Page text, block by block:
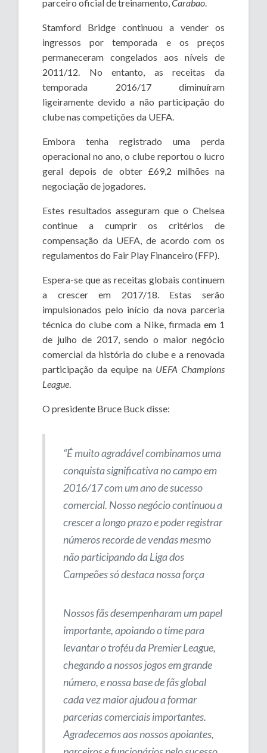
parceiro oficial de treinamento,Carabao
Stamford Bridge continuou a vender os
ingressos por temporada e os preços
permaneceram congelados aos níveis de
2011/12. No entanto, as receitas da
temporada 2016/17 diminuíram
ligeiramente devido a não participação do
clube nas competições da UEFA.
Embora tenha registrado uma perda
operacional no ano, o clube reportou o lucro
geral depois de obter £69,2 milhões na
negociação de jogadores.
Estes resultados asseguram que o Chelsea
continue a cumprir os critérios de
compensação da UEFA, de acordo com os
regulamentos do Fair Play Financeiro (FFP).
Espera-se que as receitas globais continuem
a crescer em 2017/18. Estas serão
impulsionados pelo início da nova parceria
técnica do clube com a Nike, firmada em 1
de julho de 2017, sendo o maior negócio
comercial da história do clube e a renovada
participação da equipe na UEFA Champions
League
O presidente Bruce Buck disse:
“É muito agradável combinamos uma
conquista significativa no campo em
2016/17 com um ano de sucesso
comercial. Nosso negócio continuou a
crescer a longo prazo e poder registrar
números recorde de vendas mesmo
não participando da Liga dos
Campeões só destaca nossa força
Nossos fãs desempenharam um papel
importante, apoiando o time para
levantar o troféu da Premier League,
chegando a nossos jogos em grande
número, e nossa base de fãs global
cada vez maior ajudou a formar
parcerias comerciais importantes.
Agradecemos aos nossos apoiantes,